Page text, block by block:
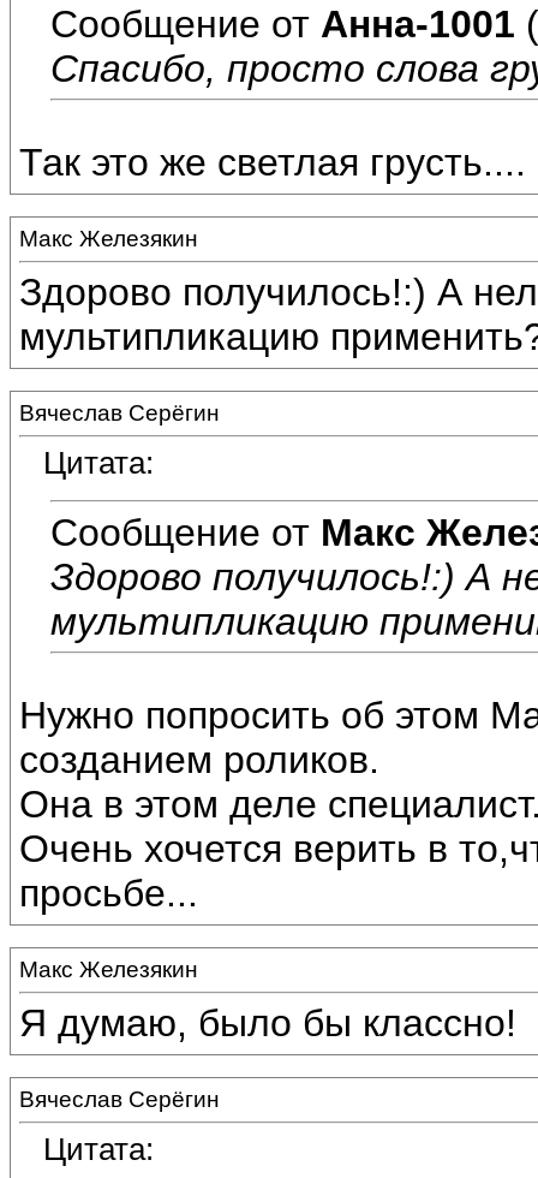
Сообщение от Анна-1001
Спасибо, просто слова
Так это же светлая грусть....
Макс Железякин
Здорово получилось!:) А
мультипликацию
Вячеслав Серёгин
Цитата:
Сообщение от Макс
Здорово получилось!:) А
мультипликацию
Нужно попросить об этом
созданием роликов.
Она в этом деле
Очень хочется верить в
просьбе...
Макс Железякин
Я думаю, было бы классно!
Вячеслав Серёгин
Цитата: